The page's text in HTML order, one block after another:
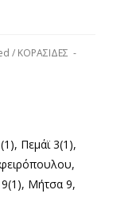
/ ΚΟΡΑΣΙΔΕΣ
Πεμάϊ 3(1),
Μήτσα 9,